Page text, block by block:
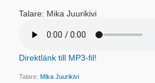
Talare: Mika Juurikivi
Direktlänk till MP3-fil!
Talare:Mika Juurikivi